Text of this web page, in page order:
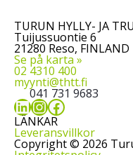
TURUN HYLLY- JA
Tuijussuontie 6
21280 Reso, FINLAND
Se på karta »
02 4310 400
myynti@thtt.fi
041 731 9683
LinkedIn
Instagram
Facebook
LÄNKAR
Leveransvillkor
Copyright © 2026